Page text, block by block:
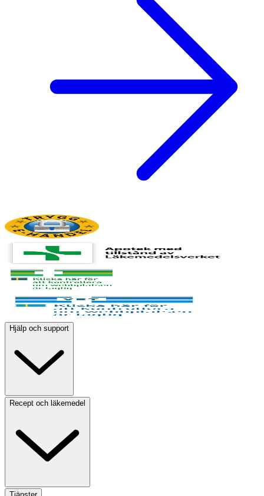
Hjälp och support
Recept och läkemedel
Tjänster